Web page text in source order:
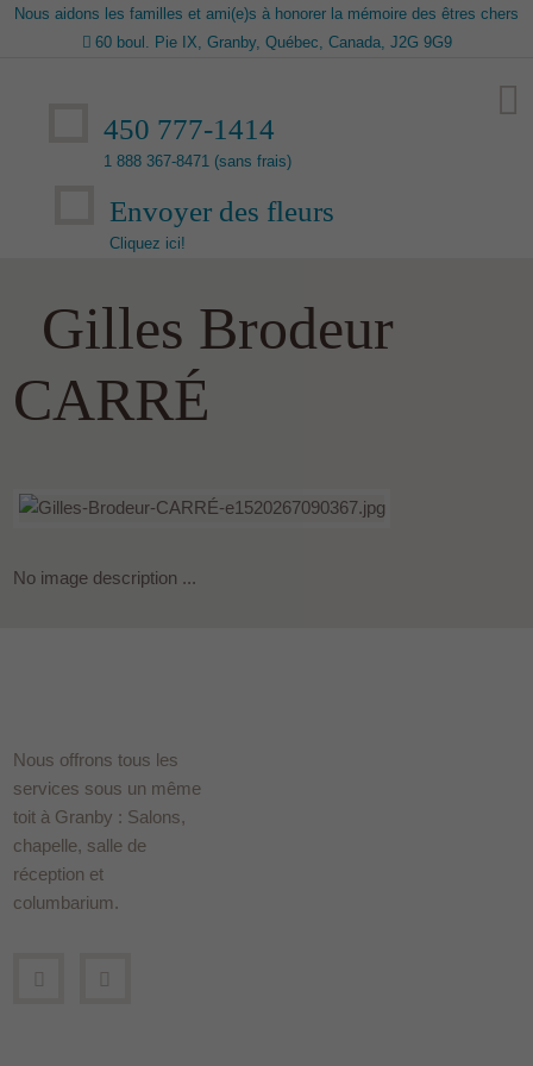
Nous aidons les familles et ami(e)s à honorer la mémoire des êtres chers
60 boul. Pie IX, Granby, Québec, Canada, J2G 9G9
450 777-1414
1 888 367-8471 (sans frais)
Envoyer des fleurs
Cliquez ici!
Gilles Brodeur
CARRÉ
No image description ...
Nous offrons tous les
services sous un même
toit à Granby : Salons,
chapelle, salle de
réception et
columbarium.